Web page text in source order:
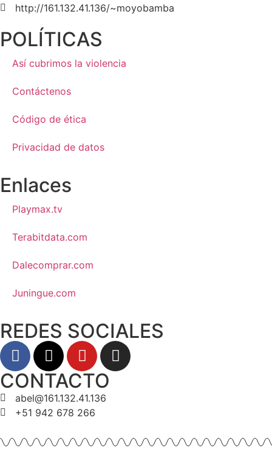
http://161.132.41.136/~moyobamba
POLÍTICAS
Así cubrimos la violencia
Contáctenos
Código de ética
Privacidad de datos
Enlaces
Playmax.tv
Terabitdata.com
Dalecomprar.com
Juningue.com
REDES SOCIALES
CONTACTO
abel@161.132.41.136
+51 942 678 266